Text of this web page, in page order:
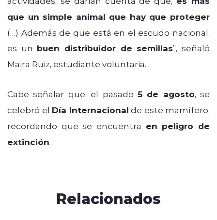
que un simple animal que hay que proteger
(…) Además de que está en el escudo nacional,
es un buen distribuidor de semillas”, señaló
Maira Ruiz, estudiante voluntaria.
Cabe señalar que, el pasado 5 de agosto, se
celebró el Día Internacional de este mamífero,
recordando que se encuentra en peligro de
extinción.
Relacionados